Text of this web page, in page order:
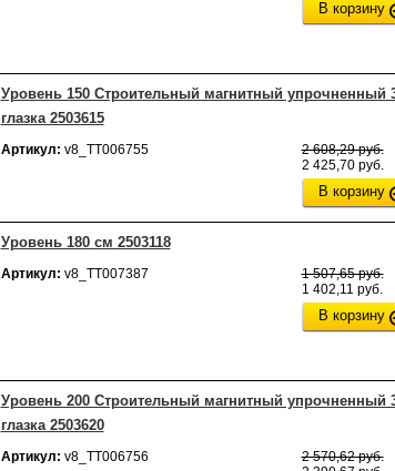
В корзину
Уровень 150 Строительный магнитный упрочненный
глазка 2503615
Артикул: v8_ТТ006755
2 608,29 руб.
2 425,70 руб.
В корзину
Уровень 180 см 2503118
Артикул: v8_ТТ007387
1 507,65 руб.
1 402,11 руб.
В корзину
Уровень 200 Строительный магнитный упрочненный
глазка 2503620
Артикул: v8_ТТ006756
2 570,62 руб.